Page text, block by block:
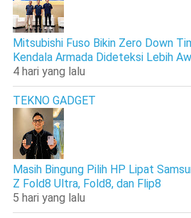
Mitsubishi Fuso Bikin Zero Down
Kendala Armada Dideteksi Lebih
4 hari yang lalu
TEKNO GADGET
Masih Bingung Pilih HP Lipat
Z Fold8 Ultra, Fold8, dan Flip8
5 hari yang lalu